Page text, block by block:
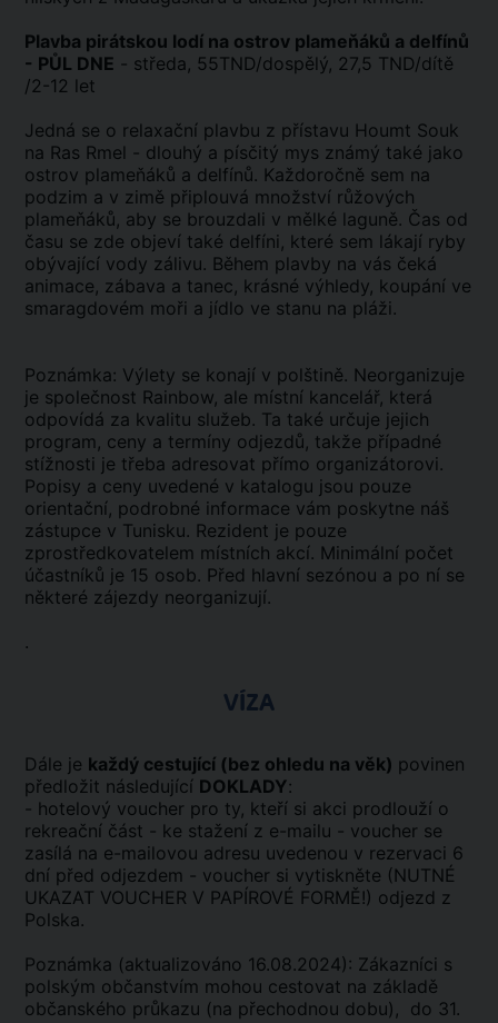
Plavba pirátskou lodí na ostrov plameňáků a delfínů
- PŮL DNE - středa, 55TND/dospělý, 27,5 TND/dítě
/2-12 let
Jedná se o relaxační plavbu z přístavu Houmt Souk
na Ras Rmel - dlouhý a písčitý mys známý také jako
ostrov plameňáků a delfínů. Každoročně sem na
podzim a v zimě připlouvá množství růžových
plameňáků, aby se brouzdali v mělké laguně. Čas od
času se zde objeví také delfíni, které sem lákají ryby
obývající vody zálivu. Během plavby na vás čeká
animace, zábava a tanec, krásné výhledy, koupání ve
smaragdovém moři a jídlo ve stanu na pláži.
Poznámka: Výlety se konají v polštině. Neorganizuje
je společnost Rainbow, ale místní kancelář, která
odpovídá za kvalitu služeb. Ta také určuje jejich
program, ceny a termíny odjezdů, takže případné
stížnosti je třeba adresovat přímo organizátorovi.
Popisy a ceny uvedené v katalogu jsou pouze
orientační, podrobné informace vám poskytne náš
zástupce v Tunisku. Rezident je pouze
zprostředkovatelem místních akcí. Minimální počet
účastníků je 15 osob. Před hlavní sezónou a po ní se
některé zájezdy neorganizují.
.
VÍZA
Dále je každý cestující (bez ohledu na věk) povinen
předložit následující DOKLADY:
- hotelový voucher pro ty, kteří si akci prodlouží o
rekreační část - ke stažení z e-mailu - voucher se
zasílá na e-mailovou adresu uvedenou v rezervaci 6
dní před odjezdem - voucher si vytiskněte (NUTNÉ
UKAZAT VOUCHER V PAPÍROVÉ FORMĚ!) odjezd z
Polska.
Poznámka (aktualizováno 16.08.2024): Zákazníci s
polským občanstvím mohou cestovat na základě
občanského průkazu (na přechodnou dobu), do 31.